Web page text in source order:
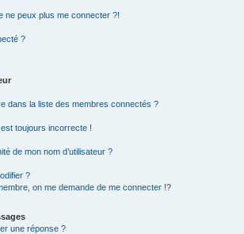
ne peux plus me connecter ?!
?
dans la liste des membres connectés ?
est toujours incorrecte !
de mon nom d’utilisateur ?
?
on me demande de me connecter !?
une réponse ?